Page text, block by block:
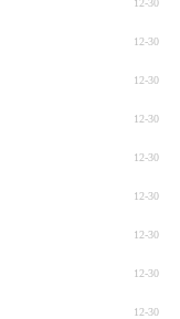
12-30
12-30
12-30
12-30
12-30
12-30
12-30
12-30
12-30